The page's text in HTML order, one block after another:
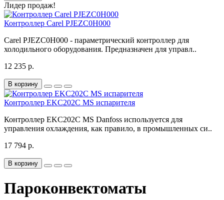
Лидер продаж!
Контроллер Carel PJEZC0H000
Carel PJEZC0H000 - параметрический контроллер для
холодильного оборудования. Предназначен для управл..
12 235 р.
В корзину
Контроллер EKC202C MS испарителя
Контроллер EKC202C MS Danfoss используется для
управления охлаждения, как правило, в промышленных си..
17 794 р.
В корзину
Пароконвектоматы